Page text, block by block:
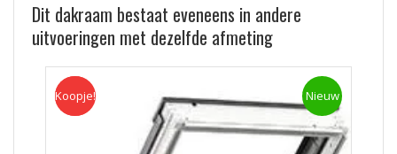
Dit dakraam bestaat eveneens in andere
uitvoeringen met dezelfde afmeting
Koopje Nieuw
Koopje!